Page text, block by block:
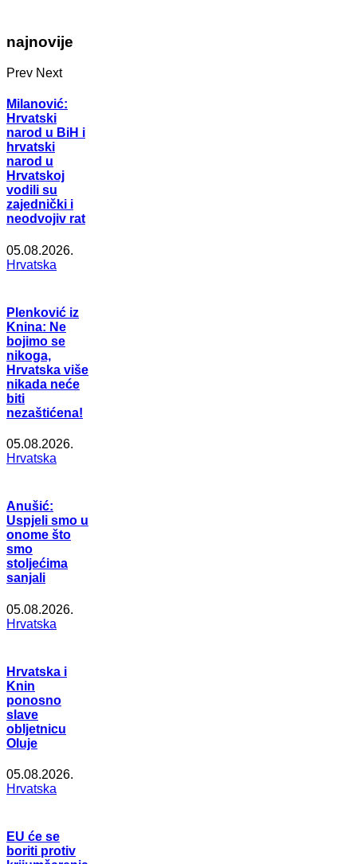
najnovije
Prev Next
Milanović:
Hrvatski
narod u BiH i
hrvatski
narod u
Hrvatskoj
vodili su
zajednički i
neodvojiv rat
05.08.2026.
Hrvatska
Plenković iz
Knina: Ne
bojimo se
nikoga,
Hrvatska više
nikada neće
biti
nezaštićena!
05.08.2026.
Hrvatska
Anušić:
Uspjeli smo u
onome što
smo
stoljećima
sanjali
05.08.2026.
Hrvatska
Hrvatska i
Knin
ponosno
slave
obljetnicu
Oluje
05.08.2026.
Hrvatska
EU će se
boriti protiv